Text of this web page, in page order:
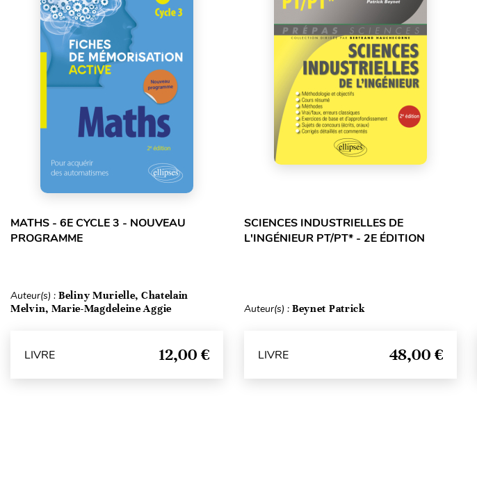
MATHS - 6E CYCLE 3 - NOUVEAU
PROGRAMME
Auteur(s) : Beliny Murielle, Chatelain
Melvin, Marie-Magdeleine Aggie
LIVRE 12,00 €
SCIENCES INDUSTRIELLES DE
L'INGÉNIEUR PT/PT* - 2E ÉDITION
Auteur(s) : Beynet Patrick
LIVRE 48,00 €